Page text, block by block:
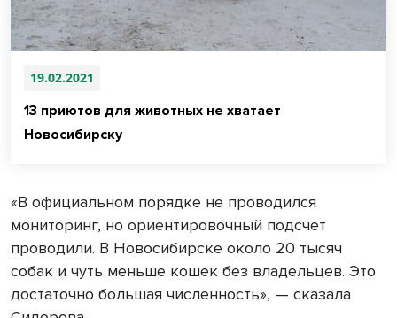
19.02.2021
13 приютов для животных не хватает
Новосибирску
«В официальном порядке не проводился
мониторинг, но ориентировочный подсчет
проводили. В Новосибирске около 20 тысяч
собак и чуть меньше кошек без владельцев. Это
достаточно большая численность», — сказала